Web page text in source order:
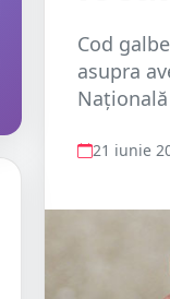
Cod
asupra
21 iunie